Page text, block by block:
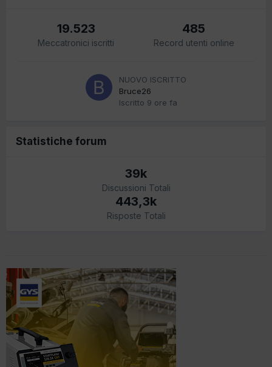
19.523
Meccatronici iscritti
485
Record utenti online
NUOVO ISCRITTO
Bruce26
Iscritto 9 ore fa
Statistiche forum
39k
Discussioni Totali
443,3k
Risposte Totali